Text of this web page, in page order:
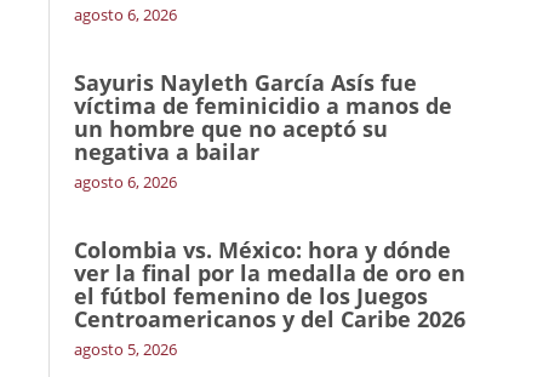
agosto 6, 2026
Sayuris Nayleth García Asís fue
víctima de feminicidio a manos de
un hombre que no aceptó su
negativa a bailar
agosto 6, 2026
Colombia vs. México: hora y dónde
ver la final por la medalla de oro en
el fútbol femenino de los Juegos
Centroamericanos y del Caribe 2026
agosto 5, 2026